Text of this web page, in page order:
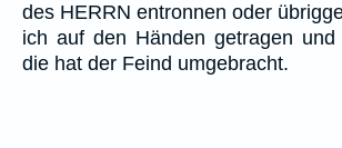
des HERRN entronnen oder
ich auf den Händen getragen und
die hat der Feind umgebracht.